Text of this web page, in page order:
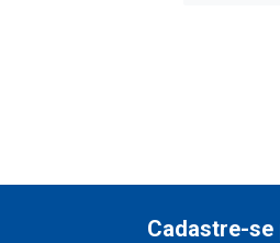
Cadastre-